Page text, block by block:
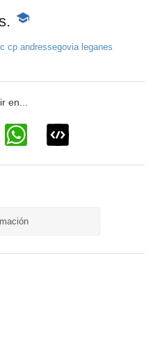
-
educativo
cp andressegovia leganes